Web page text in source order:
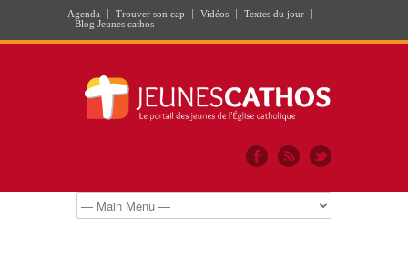
Agenda Trouver son cap Vidéos
Textes du jour
Blog Jeunes cathos